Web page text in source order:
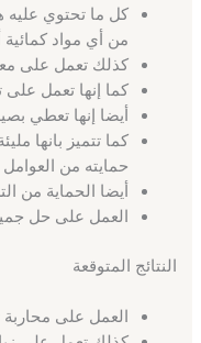
من أي مواد كمائية
كذلك تعمل على
كما إنها تعمل على
أيضا إنها تعطي
كما تتميز بانها
حمايته من
أيضا الحماية من
العمل على حل
النتائج المتوقعة
العمل على